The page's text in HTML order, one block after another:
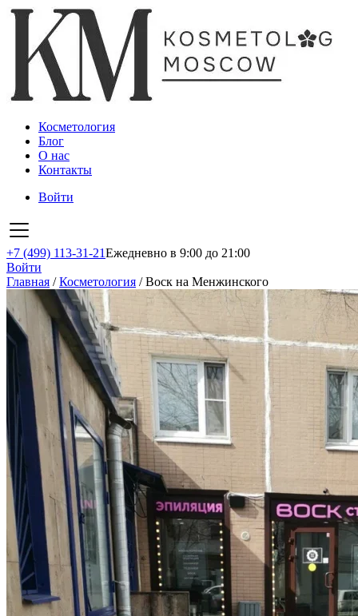
Косметология
Блог
О нас
Контакты
Войти
+7 (499) 113-31-21Ежедневно в 9:00 до 21:00
Войти
Главная /Косметология /Воск на Менжинского